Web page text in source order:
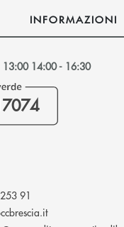
INFORMAZIONI
13:00 14:00 - 16:30
91
(si apre l’app